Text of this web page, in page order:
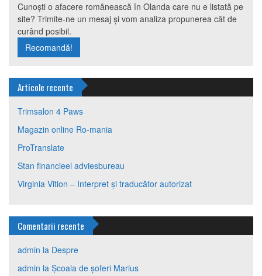
Cunoști o afacere românească în Olanda care nu e listată pe
site? Trimite-ne un mesaj și vom analiza propunerea cât de
curând posibil.
Recomandă!
Articole recente
Trimsalon 4 Paws
Magazin online Ro-mania
ProTranslate
Stan financieel adviesbureau
Virginia Vition – Interpret și traducător autorizat
Comentarii recente
admin la Despre
admin la Școala de șoferi Marius